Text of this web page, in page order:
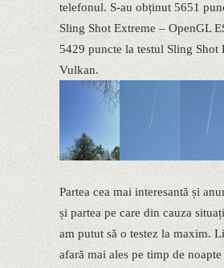
telefonul. S-au obținut 5651
Sling Shot Extreme – OpenGL
5429 puncte la testul Sling Shot
Vulkan.
Partea cea mai interesantă și
și partea pe care din cauza
am putut să o testez la maxim.
afară mai ales pe timp de